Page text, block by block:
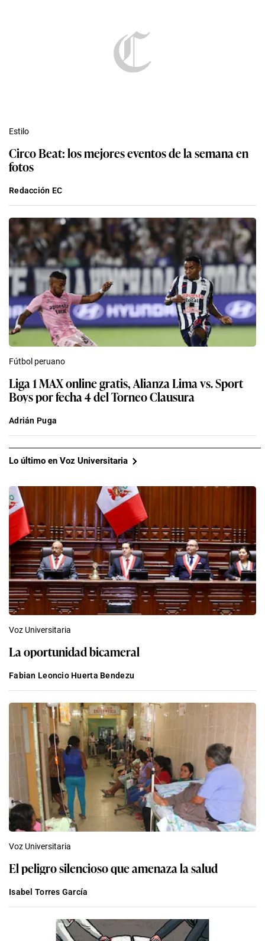
Estilo
Circo Beat: los mejores eventos de la semana en
fotos
Redacción EC
Fútbol peruano
Liga 1 MAX online gratis, Alianza Lima vs. Sport
Boys por fecha 4 del Torneo Clausura
Adrián Puga
Lo último en Voz Universitaria
Voz Universitaria
La oportunidad bicameral
Fabian Leoncio Huerta Bendezu
Voz Universitaria
El peligro silencioso que amenaza la salud
Isabel Torres García